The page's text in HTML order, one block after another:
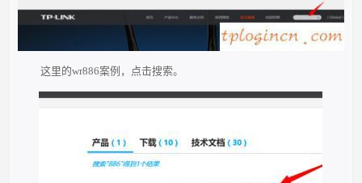
这里的wr886案例，点击搜索。